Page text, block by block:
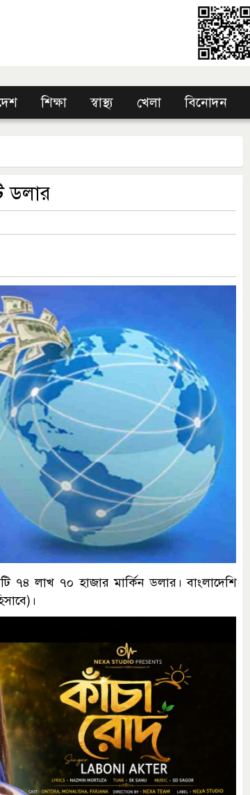
শিক্ষা স্বাস্থ্য খেলা বিনোদন
ডলার
৭৪ লাখ ৭০ হাজার মার্কিন ডলার। বাংলাদেশি